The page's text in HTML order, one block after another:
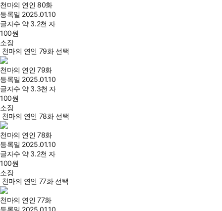
천마의 연인 80화
등록일 2025.01.10
글자수 약 3.2천 자
100원
소장
천마의 연인 79화 선택
천마의 연인 79화
등록일 2025.01.10
글자수 약 3.3천 자
100원
소장
천마의 연인 78화 선택
천마의 연인 78화
등록일 2025.01.10
글자수 약 3.2천 자
100원
소장
천마의 연인 77화 선택
천마의 연인 77화
등록일 2025.01.10